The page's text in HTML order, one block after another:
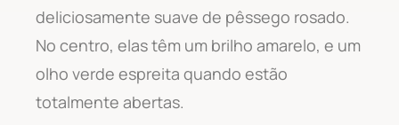
deliciosamente suave de pêssego rosado.
No centro, elas têm um brilho amarelo, e um
olho verde espreita quando estão
totalmente abertas.